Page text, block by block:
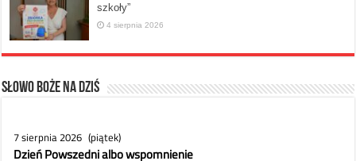
szkoły”
4 sierpnia 2026
Słowo Boże na dziś